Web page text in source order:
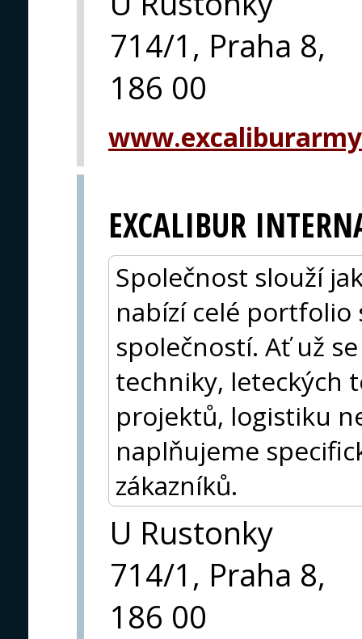
714/1, Praha 8,
186 00
EXCALIBUR
Společnost slouží
nabízí celé portfolio
společností. Ať už
techniky, leteckých
projektů, logistiku
naplňujeme
zákazníků.
U Rustonky
714/1, Praha 8,
186 00